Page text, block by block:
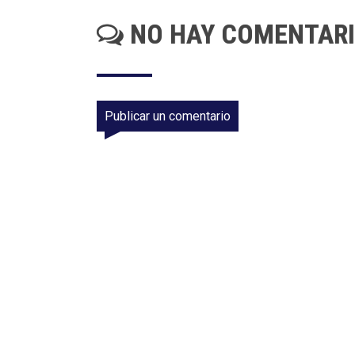
NO HAY
Publicar un comentario